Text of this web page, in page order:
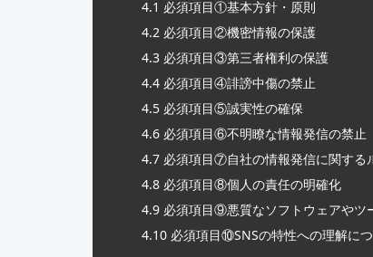
4.1 必須項目①基本方針・原則
4.2 必須項目②機密情報の保護
4.3 必須項目③第三者権利の保護
4.4 必須項目④誹謗中傷の禁止
4.5 必須項目⑤誠実性の確保
4.6 必須項目⑥不明瞭な情報発信の禁止
4.7 必須項目⑦自社の情報発信に関する
4.8 必須項目⑧個人の責任の明確化
4.9 必須項目⑨悪質なソフトウェアやツ
4.10 必須項目⑩SNSの特性への理解に